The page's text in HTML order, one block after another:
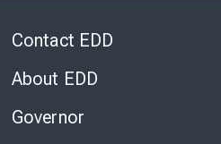
Contact EDD
About EDD
Governor